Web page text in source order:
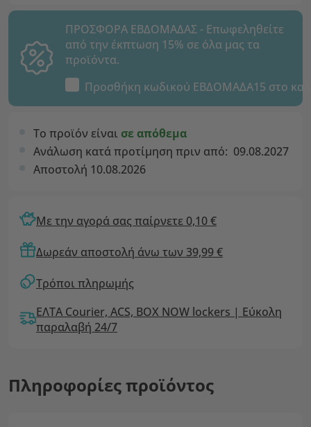
ΠΡΟΣΦΟΡΑ ΕΒΔΟΜΑΔΑΣ - Επωφεληθείτε
από την έκπτωση 15% σε όλα μας τα
προϊόντα.
Προσθήκη κωδικού ΕΒΔΟΜΑΔΑ15 στο
Το προϊόν είναι σε απόθεμα
Ανάλωση κατά προτίμηση πριν από: 09.08.2027
Αποστολή 10.08.2026
Με την αγορά σας παίρνετε 0,10 €
Δωρεάν αποστολή άνω των 39,99 €
Τρόποι πληρωμής
ΕΛΤΑ Courier, ACS, BOX NOW lockers | Εύκολη
παραλαβή 24/7
Πληροφορίες προϊόντος